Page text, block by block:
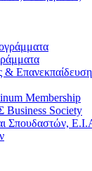
Membership
Business Society
Σπουδαστών,